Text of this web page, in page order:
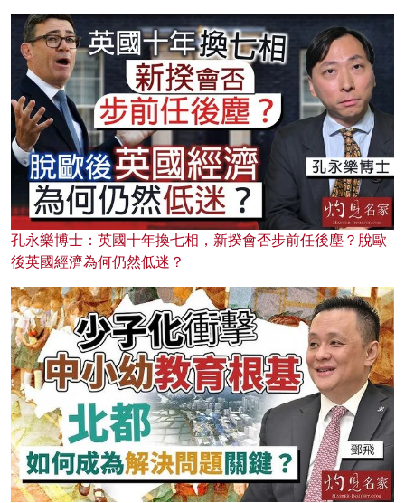
孔永樂博士：英國十年換七相，新揆會否步前任後塵？脫歐
後英國經濟為何仍然低迷？